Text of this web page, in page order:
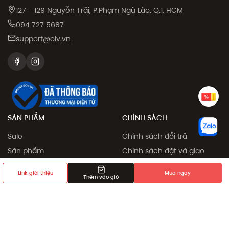
Link giới thiệu
Thêm vào giỏ
Mua ngay
127 - 129 Nguyễn Trãi, P.Phạm Ngũ Lão, Q.1, HCM
094 727 5687
support@olv.vn
SẢN PHẨM
Sale
Sản phẩm
Collection
Khám phá
CHÍNH SÁCH
Chính sách đổi trả
Chính sách đặt và giao
hàng
Phương thức thanh toán